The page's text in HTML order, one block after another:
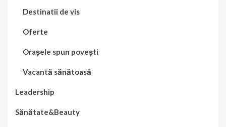
Destinatii de vis
Oferte
Orașele spun povești
Vacantă sănătoasă
Leadership
Sănătate&Beauty